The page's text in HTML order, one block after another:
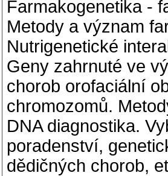
Farmakogenetika -
Metody a význam
Nutrigenetické
Geny zahrnuté ve
chorob orofaciální
chromozomů.
DNA diagnostika.
poradenství,
dědičných chorob,